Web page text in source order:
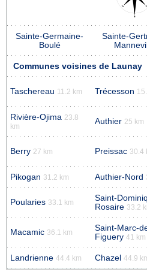
Sainte-Germaine-
Boulé
Sainte-
Communes voisines de Launay
Taschereau 11.2 km Trécesson
Rivière-Ojima 23.8
km
Authier 25 km
Berry 27 km Preissac 30.4
Pikogan 31.2 km Authier-Nord
Poularies 33.1 km
Saint-
Rosaire 33.2
Macamic 36.1 km
Saint-Marc-
Figuery 41 km
Landrienne 44.4 km Chazel 44.9